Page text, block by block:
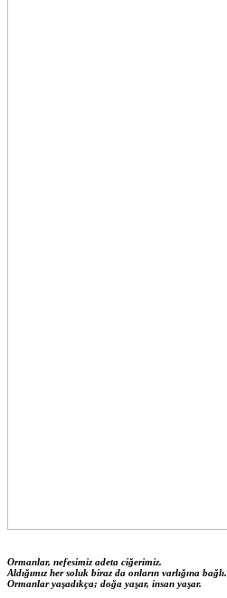
Ormanlar, nefesimiz adeta ciğerimiz.
Aldığımız her soluk biraz da onların varlığına bağlı.
Ormanlar yaşadıkça; doğa yaşar, insan yaşar.